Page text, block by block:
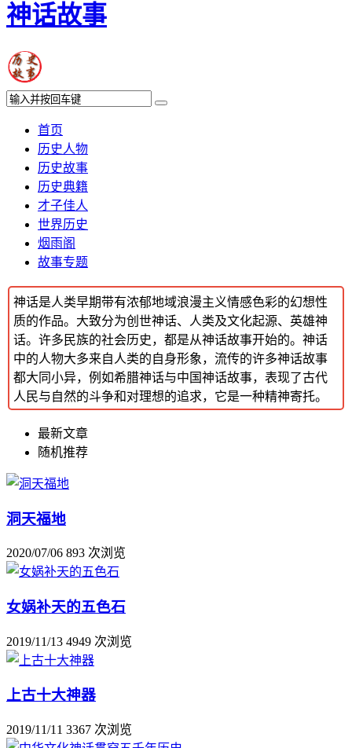
神话故事
首页
历史人物
历史故事
历史典籍
才子佳人
世界历史
烟雨阁
故事专题
神话是人类早期带有浓郁地域浪漫主义情感色彩的幻想性
质的作品。大致分为创世神话、人类及文化起源、英雄神
话。许多民族的社会历史，都是从神话故事开始的。神话
中的人物大多来自人类的自身形象，流传的许多神话故事
都大同小异，例如希腊神话与中国神话故事，表现了古代
人民与自然的斗争和对理想的追求，它是一种精神寄托。
最新文章
随机推荐
洞天福地
2020/07/06 893 次浏览
女娲补天的五色石
2019/11/13 4949 次浏览
上古十大神器
2019/11/11 3367 次浏览